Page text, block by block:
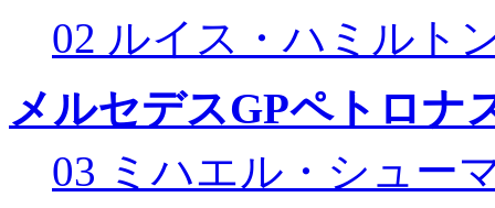
02 ルイス・ハミルト
メルセデスGPペトロナ
03 ミハエル・シュー